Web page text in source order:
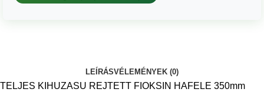
LEÍRÁSVÉLEMÉNYEK (0)
TELJES KIHUZASU REJTETT FIOKSIN HAFELE 350mm